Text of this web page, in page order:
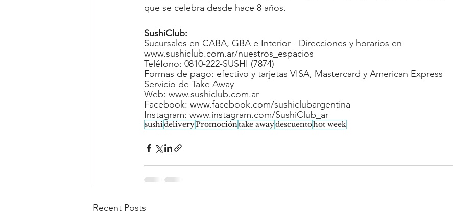
que se celebra desde hace 8 años.
SushiClub:
Sucursales en CABA, GBA e Interior - Direcciones y horarios en
www.sushiclub.com.ar/nuestros_espacios
Teléfono: 0810-222-SUSHI (7874)
Formas de pago: efectivo y tarjetas VISA, Mastercard y American Express
Servicio de Take Away
Web: www.sushiclub.com.ar
Facebook: www.facebook.com/sushiclubargentina
Instagram: www.instagram.com/SushiClub_ar
sushideliveryPromocióntake awaydescuentohot week
Recent Posts